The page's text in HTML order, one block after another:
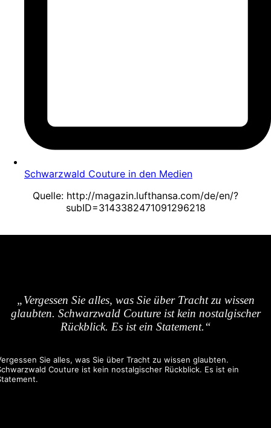
Schwarzwald Couture in den Medien
Quelle: http://magazin.lufthansa.com/de/en/?
subID=3143382471091296218
„Vergessen Sie alles, was Sie über Tracht zu wissen
glaubten. Schwarzwald Couture ist kein nostalgischer
Rückblick. Es ist ein Statement.“
Sie alles, was Sie über Tracht zu wissen glaubten.
Couture ist kein nostalgischer Rückblick. Es ist ein